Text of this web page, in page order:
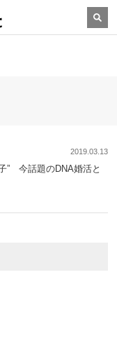
2019.03.13
” 今話題のDNA婚活と